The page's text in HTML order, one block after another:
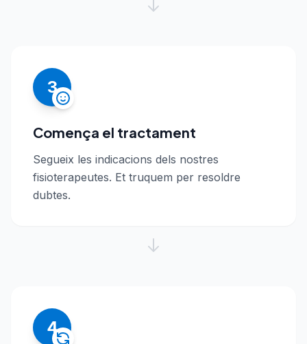
3
Comença el tractament
Segueix les indicacions dels nostres
fisioterapeutes. Et truquem per resoldre
dubtes.
4